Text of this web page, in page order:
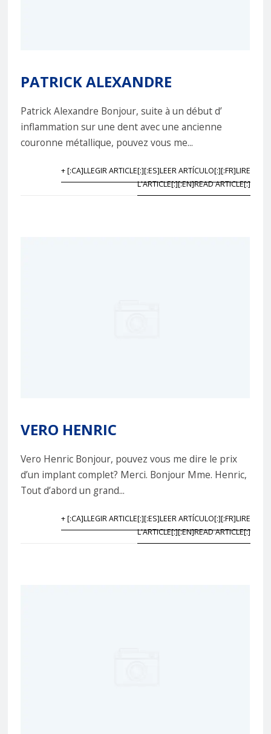
PATRICK ALEXANDRE
Patrick Alexandre Bonjour, suite à un début d’
inflammation sur une dent avec une ancienne
couronne métallique, pouvez vous me...
+ [:CA]LLEGIR ARTICLE[:][:ES]LEER ARTÍCULO[:][:FR]LIRE
L'ARTICLE[:][:EN]READ ARTICLE[:]
VERO HENRIC
Vero Henric Bonjour, pouvez vous me dire le prix
d’un implant complet? Merci. Bonjour Mme. Henric,
Tout d’abord un grand...
+ [:CA]LLEGIR ARTICLE[:][:ES]LEER ARTÍCULO[:][:FR]LIRE
L'ARTICLE[:][:EN]READ ARTICLE[:]